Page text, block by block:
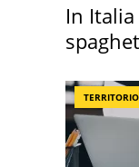
In
TERRITORIO